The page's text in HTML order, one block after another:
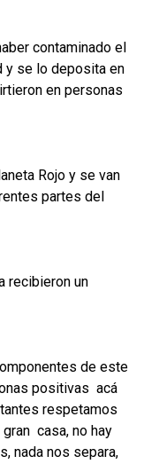
contaminado el
y se lo deposita en
en personas
Rojo y se van
partes del
recibieron un
de este
positivas acá
respetamos
casa, no hay
nada nos separa,